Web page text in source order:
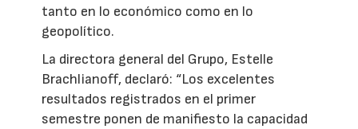
tanto en lo económico como en lo
geopolítico.
La directora general del Grupo, Estelle
Brachlianoff, declaró: “Los excelentes
resultados registrados en el primer
semestre ponen de manifiesto la capacidad